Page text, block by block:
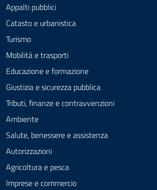
Appalti pubblici
Catasto e urbanistica
Turismo
Mobilità e trasporti
Educazione e formazione
Giustizia e sicurezza pubblica
Tributi, finanze e contravvenzioni
Ambiente
Salute, benessere e assistenza
Autorizzazioni
Agricoltura e pesca
Imprese e commercio